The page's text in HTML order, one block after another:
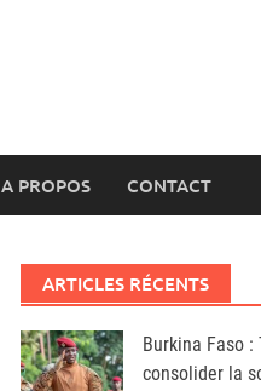
A PROPOS CONTACT
ARTICLES RÉCENTS
Burkina Faso :
consolider la